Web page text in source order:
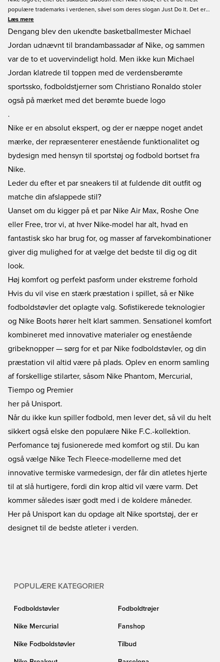
populære trademarks i verdenen, såvel som deres slogan Just Do It. Det er
ikke overraskende, at Nike er et vældigt populært mærke. Det amerikanske
brand tester nye teknologier og materialer, så de kan tilbyde nye
vindende Nike stil lige her hos Unisport. Find et stort udvalg af Nike
produkter lige her i vores Nike shop!
Læs mere
Dengang blev den ukendte basketballmester Michael
Jordan udnævnt til brandambassadør af Nike, og sammen
var de to et uovervindeligt hold. Men ikke kun Michael
Jordan klatrede til toppen med de verdensberømte
sportssko, fodboldstjerner som Christiano Ronaldo stoler
også på mærket med det berømte buede logo
.
Nike er en absolut ekspert, og der er næppe noget andet
mærke, der repræsenterer enestående funktionalitet og
bydesign med hensyn til sportstøj og fodbold bortset fra
Nike.
Leder du efter et par sneakers til at fuldende dit outfit og
matche din afslappede stil?
Uanset om du kigger på et par Nike Air Max, Roshe One
eller Free, tror vi, at hver Nike-model har alt, hvad en
fantastisk sko har brug for, og masser af farvekombinationer
giver dig mulighed for at vælge det bedste til dig og dit
look.
Høj komfort og perfekt pasform under ekstreme forhold
Hvis du vil vise en stærk præstation i spillet, så er Nike
fodboldstøvler det oplagte valg. Sofistikerede teknologier
og Nike Boots hører helt klart sammen. Sensationel komfort
kombineret med innovative materialer og enestående
gribeknopper — sørg for et par Nike fodboldstøvler, og din
præstation vil altid være på plads. Oplev en enorm samling
af forskellige stilarter, såsom Nike Phantom, Mercurial,
Tiempo og Premier
her på Unisport.
Når du ikke kun spiller fodbold, men lever det, så vil du helt
sikkert også elske den populære Nike F.C.-kollektion.
Perfomance tøj fusionerede med komfort og stil. Du kan
også vælge Nike Tech Fleece-modellerne med det
innovative termiske varmedesign, der får din atletes hjerte
til at slå hurtigere, fordi din krop altid vil være varm. Det
kommer således især godt med i de koldere måneder.
Her på Unisport kan du opdage alt Nike sportstøj, der er
designet til de bedste atleter i verden.
POPULÆRE KATEGORIER
Fodboldstøvler Fodboldtrøjer
Nike Mercurial Fanshop
Nike Fodboldstøvler Tilbud